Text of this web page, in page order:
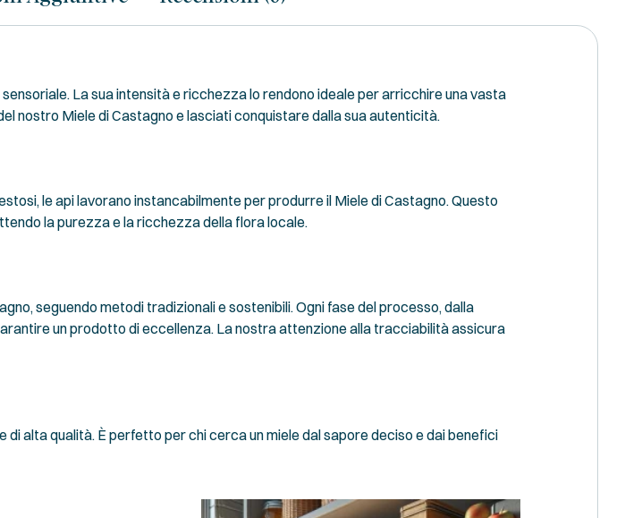
La sua intensità e ricchezza lo rendono ideale per arricchire una vasta
nostro Miele di Castagno e lasciati conquistare dalla sua autenticità.
le api lavorano instancabilmente per produrre il Miele di Castagno. Questo
la purezza e la ricchezza della flora locale.
seguendo metodi tradizionali e sostenibili. Ogni fase del processo, dalla
un prodotto di eccellenza. La nostra attenzione alla tracciabilità assicura
alta qualità. È perfetto per chi cerca un miele dal sapore deciso e dai benefici